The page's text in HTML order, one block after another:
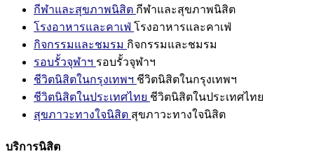
กีฬาและสุขภาพนิสิต กีฬาและสุขภาพนิสิต
โรงอาหารและคาเฟ่ โรงอาหารและคาเฟ่
กิจกรรมและชมรม กิจกรรมและชมรม
รอบรั้วจุฬาฯ รอบรั้วจุฬาฯ
ชีวิตนิสิตในกรุงเทพฯ ชีวิตนิสิตในกรุงเทพฯ
ชีวิตนิสิตในประเทศไทย ชีวิตนิสิตในประเทศไทย
สุขภาวะทางใจนิสิต สุขภาวะทางใจนิสิต
บริการนิสิต